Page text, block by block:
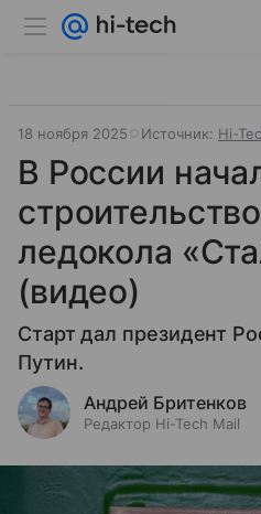
18 ноября 2025 Источник: Hi-
В России
ледокола
(видео)
Старт дал президент
Путин.
Андрей Бритенков
Редактор Hi-Tech Mail